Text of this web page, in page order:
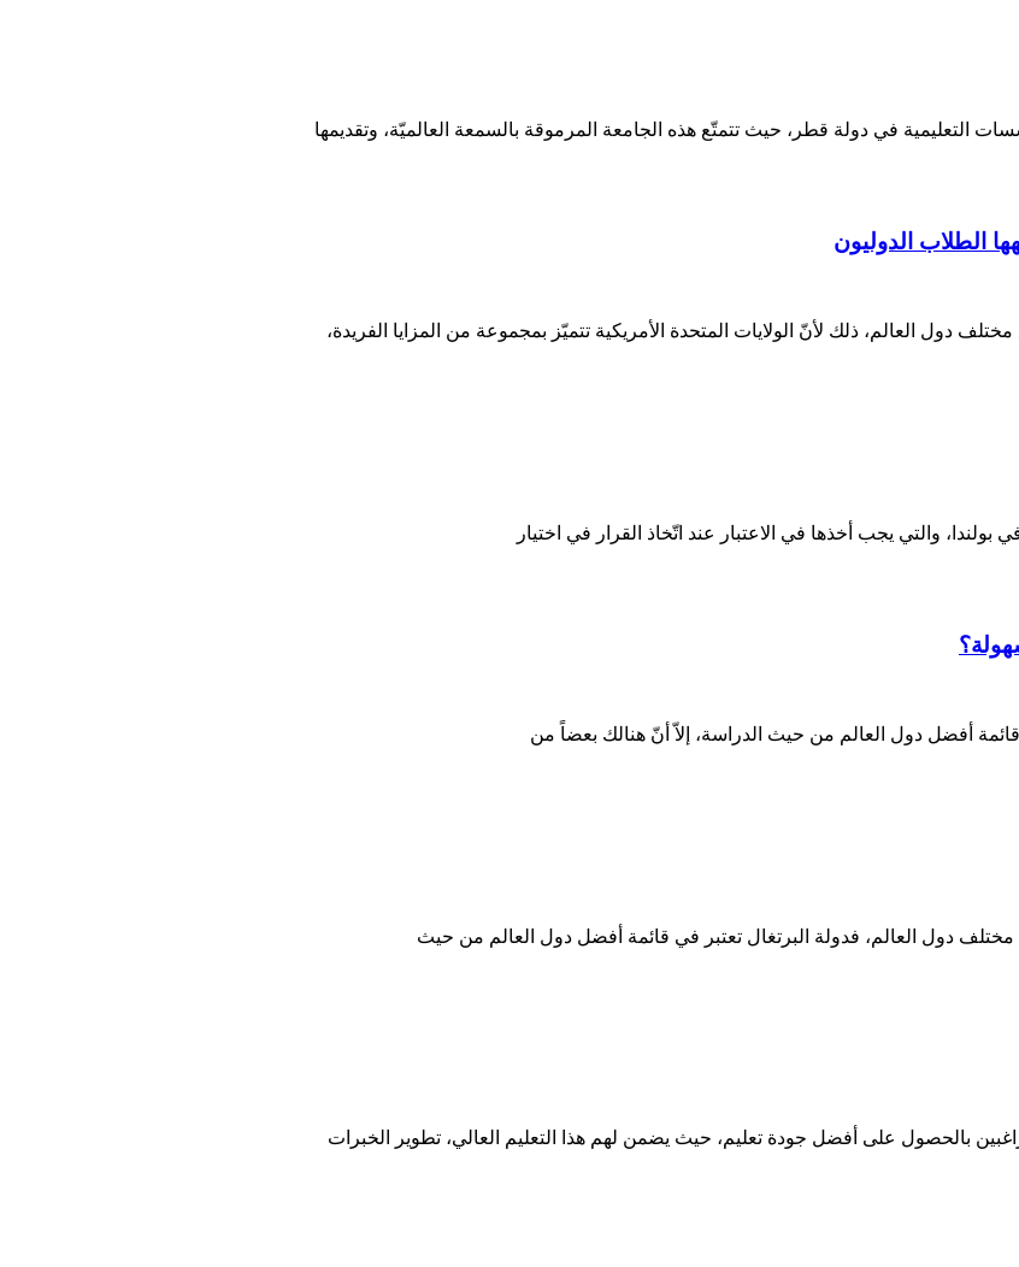
في دولة قطر، حيث تتمتّع هذه الجامعة المرموقة بالسمعة العالميّة، وتقديمها
الطلاب الدوليون
دول العالم، ذلك لأنّ الولايات المتحدة الأمريكية تتميّز بمجموعة من المزايا الفريدة،
والتي يجب أخذها في الاعتبار عند اتّخاذ القرار في اختيار
أفضل دول العالم من حيث الدراسة، إلاّ أنّ هنالك بعضاً من
دول العالم، فدولة البرتغال تعتبر في قائمة أفضل دول العالم من حيث
بالحصول على أفضل جودة تعليم، حيث يضمن لهم هذا التعليم العالي، تطوير الخبرات